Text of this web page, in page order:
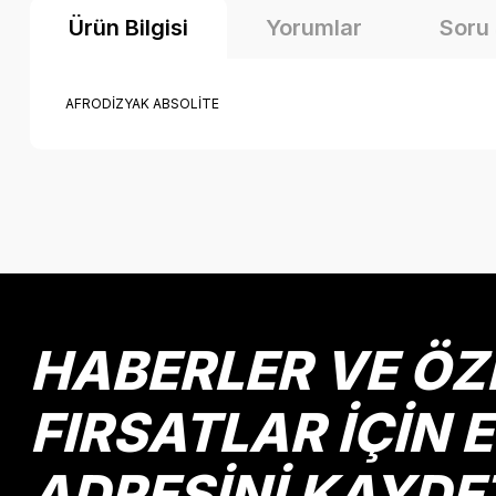
Ürün Bilgisi Yorumlar Soru
AFRODİZYAK ABSOLİTE
Ürün resmi kalitesiz, bozuk veya görüntülenemiyor.
Ürün fiyatı diğer sitelerden daha pahalı.
HABERLER VE
FIRSATLAR İÇİN